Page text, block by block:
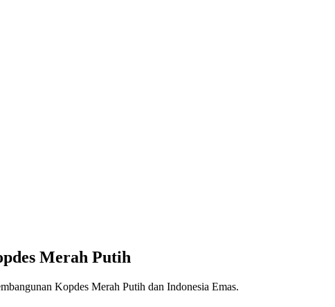
Merah Putih
Kopdes Merah Putih dan Indonesia Emas.